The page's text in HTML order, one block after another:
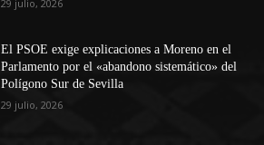
29 julio, 2026
El PSOE exige explicaciones a Moreno en el
Parlamento por el «abandono sistemático» del
Polígono Sur de Sevilla
29 julio, 2026